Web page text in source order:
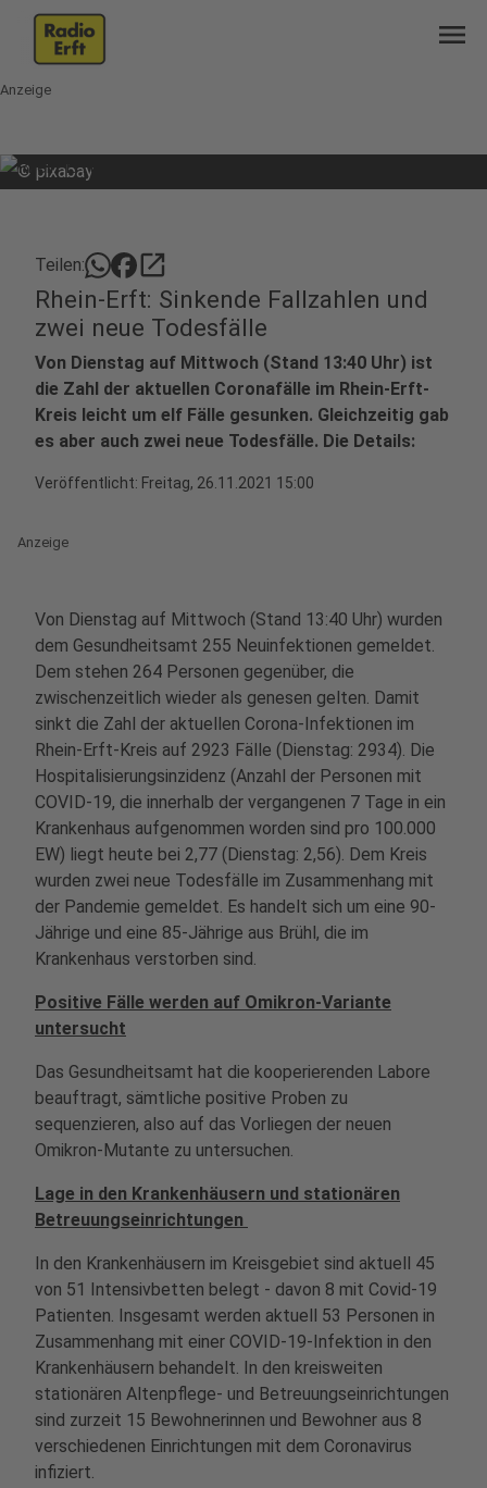
menu
Anzeige
© pixabay
Teilen: open_in_new
Rhein-Erft: Sinkende Fallzahlen und
zwei neue Todesfälle
Von Dienstag auf Mittwoch (Stand 13:40 Uhr) ist
die Zahl der aktuellen Coronafälle im Rhein-Erft-
Kreis leicht um elf Fälle gesunken. Gleichzeitig gab
es aber auch zwei neue Todesfälle. Die Details:
Veröffentlicht: Freitag, 26.11.2021 15:00
Anzeige
Von Dienstag auf Mittwoch (Stand 13:40 Uhr) wurden
dem Gesundheitsamt 255 Neuinfektionen gemeldet.
Dem stehen 264 Personen gegenüber, die
zwischenzeitlich wieder als genesen gelten. Damit
sinkt die Zahl der aktuellen Corona-Infektionen im
Rhein-Erft-Kreis auf 2923 Fälle (Dienstag: 2934). Die
Hospitalisierungsinzidenz (Anzahl der Personen mit
COVID-19, die innerhalb der vergangenen 7 Tage in ein
Krankenhaus aufgenommen worden sind pro 100.000
EW) liegt heute bei 2,77 (Dienstag: 2,56). Dem Kreis
wurden zwei neue Todesfälle im Zusammenhang mit
der Pandemie gemeldet. Es handelt sich um eine 90-
Jährige und eine 85-Jährige aus Brühl, die im
Krankenhaus verstorben sind.
Positive Fälle werden auf Omikron-Variante
untersucht
Das Gesundheitsamt hat die kooperierenden Labore
beauftragt, sämtliche positive Proben zu
sequenzieren, also auf das Vorliegen der neuen
Omikron-Mutante zu untersuchen.
Lage in den Krankenhäusern und stationären
Betreuungseinrichtungen
In den Krankenhäusern im Kreisgebiet sind aktuell 45
von 51 Intensivbetten belegt - davon 8 mit Covid-19
Patienten. Insgesamt werden aktuell 53 Personen in
Zusammenhang mit einer COVID-19-Infektion in den
Krankenhäusern behandelt. In den kreisweiten
stationären Altenpflege- und Betreuungseinrichtungen
sind zurzeit 15 Bewohnerinnen und Bewohner aus 8
verschiedenen Einrichtungen mit dem Coronavirus
infiziert.